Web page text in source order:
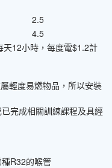
2.5
4.5
12小時，每度電$1.2計
輕度易燃物品，所以安裝
完成相關訓練課程及具經
R32的喉管